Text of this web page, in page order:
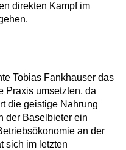
direkten Kampf im
Tobias Fankhauser das
Praxis umsetzten, da
die geistige Nahrung
der Baselbieter ein
an der
sich im letzten